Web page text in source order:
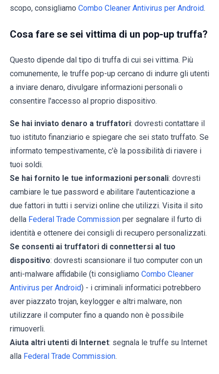
scopo, consigliamo Combo Cleaner Antivirus per Android.
Cosa fare se sei vittima di un pop-up truffa?
Questo dipende dal tipo di truffa di cui sei vittima. Più
comunemente, le truffe pop-up cercano di indurre gli utenti
a inviare denaro, divulgare informazioni personali o
consentire l'accesso al proprio dispositivo.
Se hai inviato denaro a truffatori: dovresti contattare il
tuo istituto finanziario e spiegare che sei stato truffato. Se
informato tempestivamente, c'è la possibilità di riavere i
tuoi soldi.
Se hai fornito le tue informazioni personali: dovresti
cambiare le tue password e abilitare l'autenticazione a
due fattori in tutti i servizi online che utilizzi. Visita il sito
della Federal Trade Commission per segnalare il furto di
identità e ottenere dei consigli di recupero personalizzati.
Se consenti ai truffatori di connettersi al tuo
dispositivo: dovresti scansionare il tuo computer con un
anti-malware affidabile (ti consigliamo Combo Cleaner
Antivirus per Android) - i criminali informatici potrebbero
aver piazzato trojan, keylogger e altri malware, non
utilizzare il computer fino a quando non è possibile
rimuoverli.
Aiuta altri utenti di Internet: segnala le truffe su Internet
alla Federal Trade Commission.